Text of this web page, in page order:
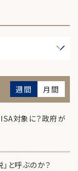
週間 月間
対象に？政府が
と呼ぶのか？